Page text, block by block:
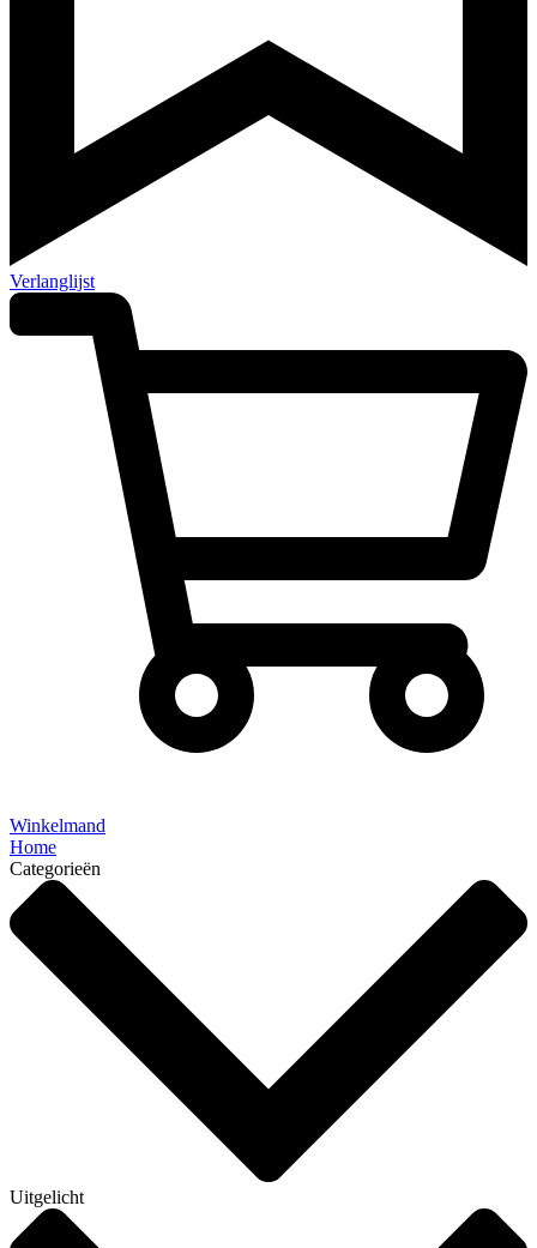
Verlanglijst
Winkelmand
Home
Categorieën
Uitgelicht